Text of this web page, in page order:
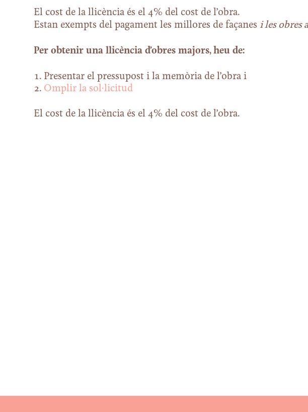
El cost de la llicència és el 4% del cost de l’obra.
Estan exempts del pagament les millores de façanes i les obres
Per obtenir una llicència d’obres majors, heu de:
Presentar el pressupost i la memòria de l’obra i
Omplir la sol·licitud
El cost de la llicència és el 4% del cost de l’obra.